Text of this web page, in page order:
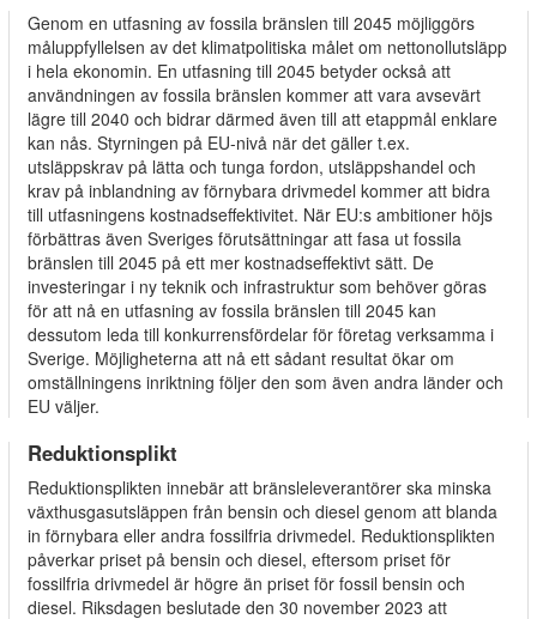
Genom en utfasning av fossila bränslen till 2045 möjliggörs
måluppfyllelsen av det klimatpolitiska målet om nettonollutsläpp
i hela ekonomin. En utfasning till 2045 betyder också att
användningen av fossila bränslen kommer att vara avsevärt
lägre till 2040 och bidrar därmed även till att etappmål enklare
kan nås. Styrningen på EU-nivå när det gäller t.ex.
utsläppskrav på lätta och tunga fordon, utsläppshandel och
krav på inblandning av förnybara drivmedel kommer att bidra
till utfasningens kostnadseffektivitet. När EU:s ambitioner höjs
förbättras även Sveriges förutsättningar att fasa ut fossila
bränslen till 2045 på ett mer kostnadseffektivt sätt. De
investeringar i ny teknik och infrastruktur som behöver göras
för att nå en utfasning av fossila bränslen till 2045 kan
dessutom leda till konkurrensfördelar för företag verksamma i
Sverige. Möjligheterna att nå ett sådant resultat ökar om
omställningens inriktning följer den som även andra länder och
EU väljer.
Reduktionsplikt
Reduktionsplikten innebär att bränsleleverantörer ska minska
växthusgasutsläppen från bensin och diesel genom att blanda
in förnybara eller andra fossilfria drivmedel. Reduktionsplikten
påverkar priset på bensin och diesel, eftersom priset för
fossilfria drivmedel är högre än priset för fossil bensin och
diesel. Riksdagen beslutade den 30 november 2023 att